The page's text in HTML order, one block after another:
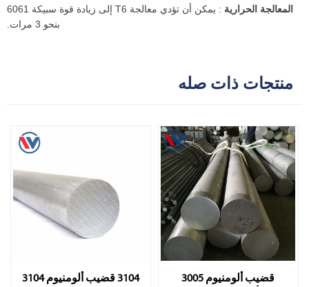
المعالجة الحرارية
: يمكن أن تؤدي معالجة T6 إلى زيادة قوة سبيكة 6061
بنحو 3 مرات.
منتجات ذات صله
3104 قضيب ألومنيوم 3104
قضيب ألومنيوم 3005